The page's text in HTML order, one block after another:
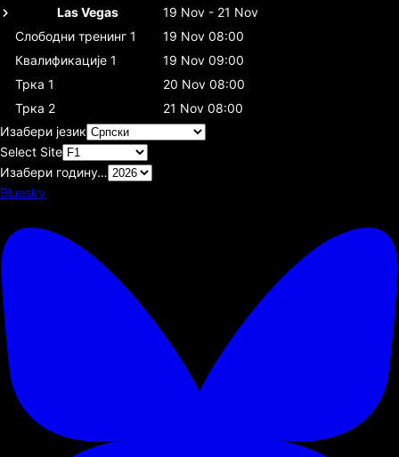
Las Vegas
19 Nov - 21 Nov
Слободни тренинг 1
19 Nov 08:00
Квалификације 1
19 Nov 09:00
Трка 1
20 Nov 08:00
Трка 2
21 Nov 08:00
Изабери језик
Select Site
Изабери годину…
Bluesky